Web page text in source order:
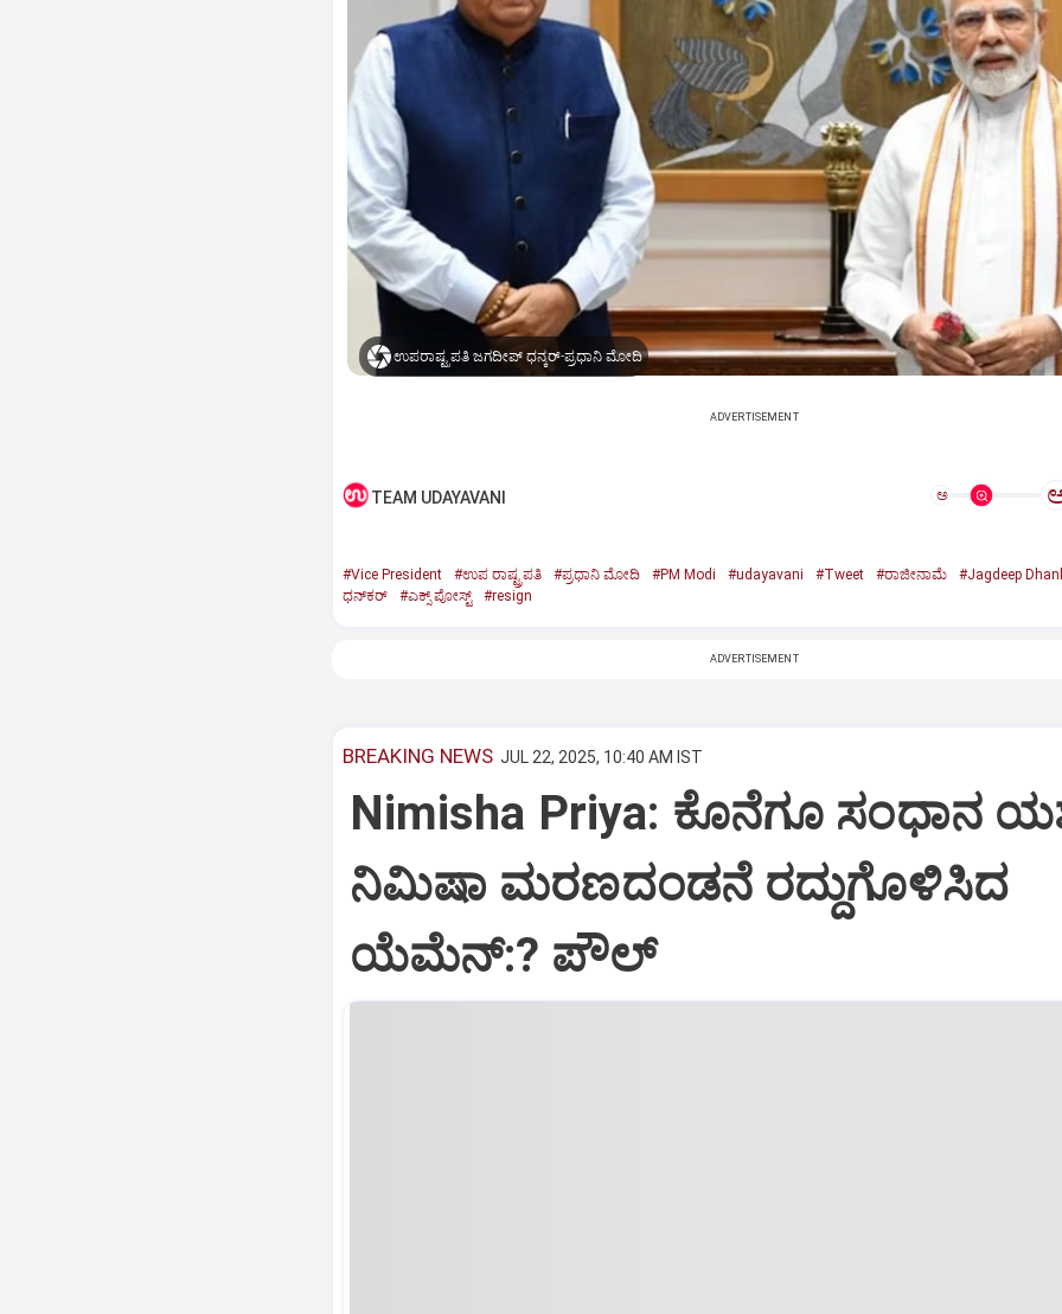
ಉಪರಾಷ್ಟ್ರಪತಿ ಜಗದೀಪ್‌ ಧನ್ಕರ್-ಪ್ರಧಾನಿ ಮೋದಿ
ADVERTISEMENT
TEAM UDAYAVANI ಅ
#Vice President #ಉಪ ರಾಷ್ಟ್ರಪತಿ #ಪ್ರಧಾನಿ ಮೋದಿ #PM Modi #udayavani #Tweet #ರಾಜೀನಾಮೆ
#Jagdeep
ಧನ್‌ಕರ್‌
#ಎಕ್ಸ್‌ ಪೋಸ್ಟ್ #resign
ADVERTISEMENT
BREAKING NEWS JUL 22, 2025, 10:40 AM IST
Nimisha Priya: ಕೊನೆಗೂ ಸಂಧಾನ
ನಿಮಿಷಾ ಮರಣದಂಡನೆ ರದ್ದುಗೊಳಿಸಿದ
ಯೆಮೆನ್:? ಪೌಲ್